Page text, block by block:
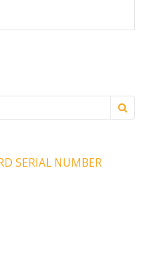
SERIAL NUMBER